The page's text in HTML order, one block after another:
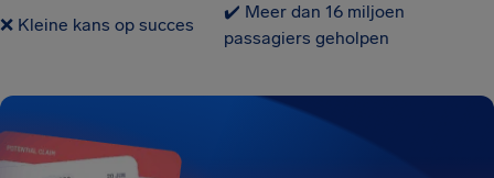
❌ Kleine kans op succes
✔️ Meer dan 16 miljoen
passagiers geholpen